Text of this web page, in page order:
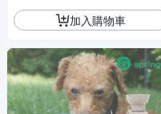
加入購物車